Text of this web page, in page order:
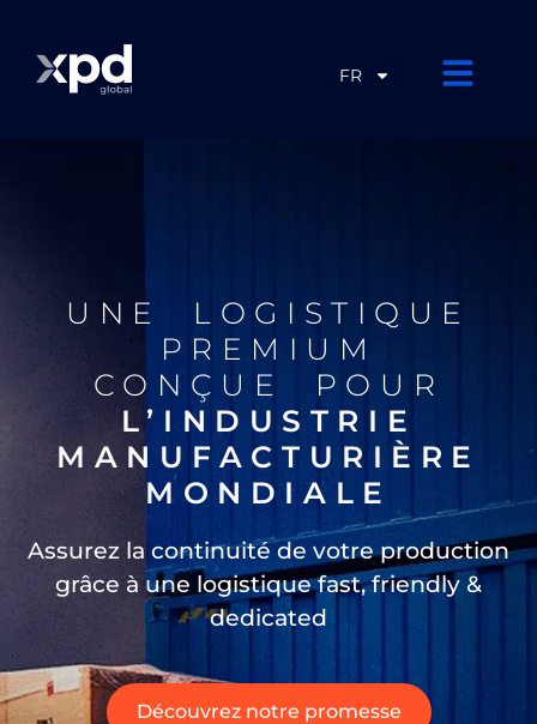
FR
UNE LOGISTIQUE
PREMIUM
CONÇUE POUR
L’INDUSTRIE
MANUFACTURIÈRE
MONDIALE
Assurez la continuité de votre production
grâce à une logistique fast, friendly &
dedicated
Découvrez notre promesse